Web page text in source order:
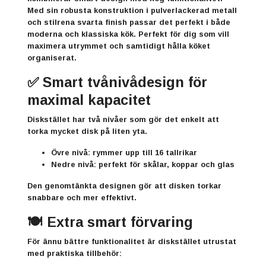
Med sin robusta konstruktion i pulverlackerad metall
och stilrena svarta finish passar det perfekt i både
moderna och klassiska kök. Perfekt för dig som vill
maximera utrymmet och samtidigt hålla köket
organiserat.
✅ Smart tvånivådesign för
maximal kapacitet
Diskstället har två nivåer som gör det enkelt att
torka mycket disk på liten yta.
Övre nivå: rymmer upp till 16 tallrikar
Nedre nivå: perfekt för skålar, koppar och glas
Den genomtänkta designen gör att disken torkar
snabbare och mer effektivt.
🍽️ Extra smart förvaring
För ännu bättre funktionalitet är diskstället utrustat
med praktiska tillbehör: